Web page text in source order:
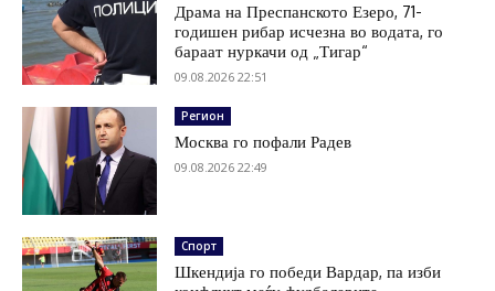
Драма на Преспанското Езеро, 71-
годишен рибар исчезна во водата, го
бараат нуркачи од „Тигар“
09.08.2026 22:51
Регион
Москва го пофали Радев
09.08.2026 22:49
Спорт
Шкендија го победи Вардар, па изби